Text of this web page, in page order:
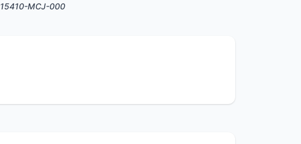
15410-MCJ-000